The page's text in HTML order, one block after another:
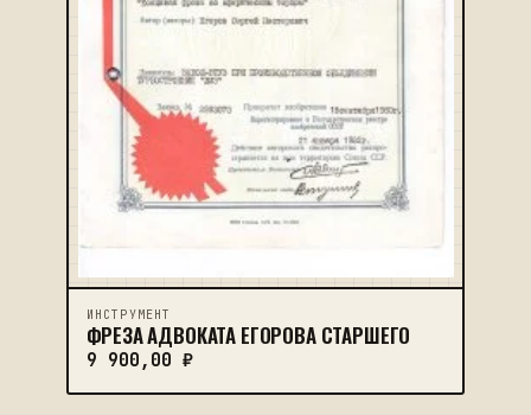
ИНСТРУМЕНТ
ФРЕЗА АДВОКАТА ЕГОРОВА СТАРШЕГО
9 900,00 ₽